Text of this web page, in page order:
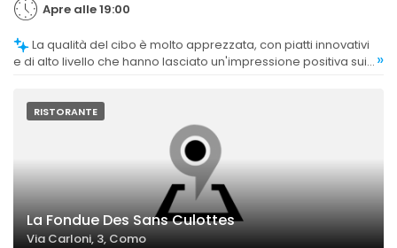
Apre alle 19:00
e di alto livello che hanno lasciato un'impressione positiva sui
»
RISTORANTE
La Fondue Des Sans Culottes
Via Carloni, 3, Como